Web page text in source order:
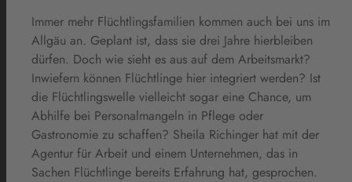
Immer mehr Flüchtlingsfamilien kommen auch bei uns im
Allgäu an. Geplant ist, dass sie drei Jahre hierbleiben
dürfen. Doch wie sieht es aus auf dem Arbeitsmarkt?
Inwiefern können Flüchtlinge hier integriert werden? Ist
die Flüchtlingswelle vielleicht sogar eine Chance, um
Abhilfe bei Personalmangeln in Pflege oder
Gastronomie zu schaffen? Sheila Richinger hat mit der
Agentur für Arbeit und einem Unternehmen, das in
Sachen Flüchtlinge bereits Erfahrung hat, gesprochen.